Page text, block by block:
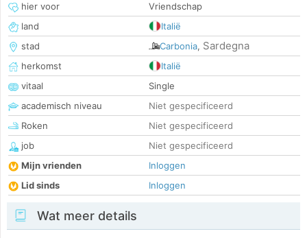
hier voor
Vriendschap
land
Italië
stad
Carbonia, Sardegna
herkomst
Italië
vitaal
Single
academisch niveau
Niet gespecificeerd
Roken
Niet gespecificeerd
job
Niet gespecificeerd
Mijn vrienden
Inloggen
Lid sinds
Inloggen
Wat meer details